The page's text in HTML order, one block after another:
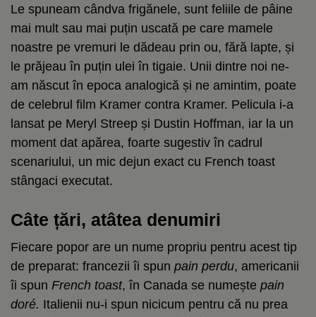
Le spuneam cândva frigănele, sunt feliile de pâine
mai mult sau mai puțin uscată pe care mamele
noastre pe vremuri le dădeau prin ou, fără lapte, și
le prăjeau în puțin ulei în tigaie. Unii dintre noi ne-
am născut în epoca analogică și ne amintim, poate
de celebrul film Kramer contra Kramer. Pelicula i-a
lansat pe Meryl Streep și Dustin Hoffman, iar la un
moment dat apărea, foarte sugestiv în cadrul
scenariului, un mic dejun exact cu French toast
stângaci executat.
Câte țări, atâtea denumiri
Fiecare popor are un nume propriu pentru acest tip
de preparat: francezii îi spun pain perdu, americanii
îi spun French toast, în Canada se numește pain
doré. Italienii nu-i spun nicicum pentru că nu prea